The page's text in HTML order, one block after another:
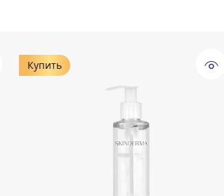
Купить